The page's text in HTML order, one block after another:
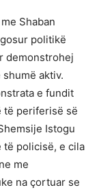
Shaban
politikë
demonstrohej
aktiv.
e fundit
të periferisë së
Istogu
të policisë, e cila
me
na çortuar se